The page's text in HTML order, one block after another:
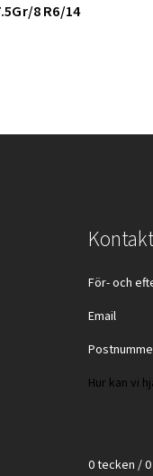
8 R6/14
0 tecken /